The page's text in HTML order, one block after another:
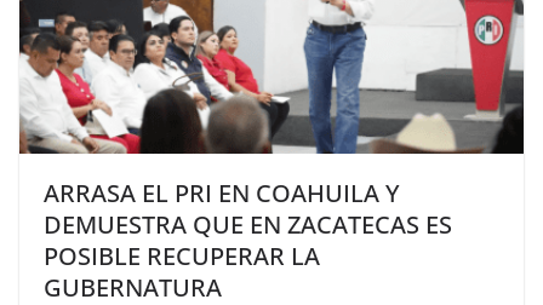
ARRASA EL PRI EN COAHUILA Y
DEMUESTRA QUE EN ZACATECAS ES
POSIBLE RECUPERAR LA
GUBERNATURA